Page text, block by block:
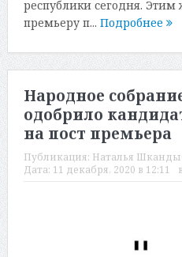
республики сегодня. Этим
премьеру п... Подробнее
Народное
одобрило
на пост премьера
Публикация: Наталья
Дата: 11 декабря, 2020 в 12:11